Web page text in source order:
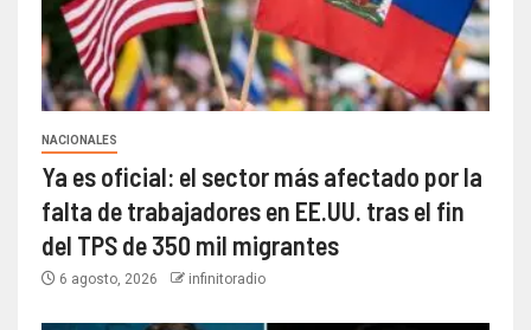
NACIONALES
Ya es oficial: el sector más afectado por la
falta de trabajadores en EE.UU. tras el fin
del TPS de 350 mil migrantes
6 agosto, 2026 infinitoradio